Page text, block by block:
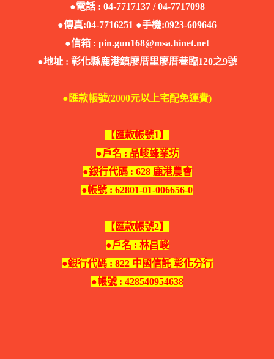
●電話 : 04-7717137 / 04-7717098
●傳真:04-7716251 ●手機:0923-609646
●信箱 : pin.gun168@msa.hinet.net
●地址 : 彰化縣鹿港鎮廖厝里廖厝巷臨120之9號
●匯款帳號(2000元以上宅配免運費)
【匯款帳號1】
●戶名 : 品峻蜂業坊
●銀行代碼 : 628 鹿港農會
●帳號 : 62801-01-006656-0
【匯款帳號2】
●戶名 : 林昌峻
●銀行代碼 : 822 中國信託 彰化分行
●帳號 : 428540954638